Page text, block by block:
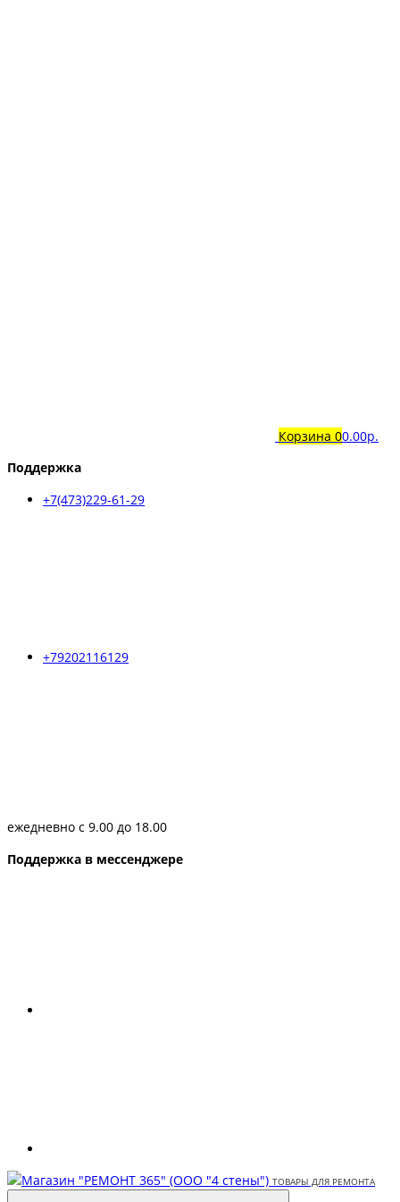
Корзина 00.00р.
Поддержка
+7(473)229-61-29
+79202116129
ежедневно с 9.00 до 18.00
Поддержка в мессенджере